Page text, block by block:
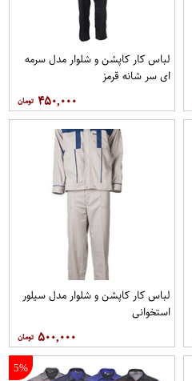
لباس کار کاپشن و شلوار مدل سرمه
ای سر شانه قرمز
۴۵۰,۰۰۰
لباس کار کاپشن و شلوار مدل سیلور
استخوانی
۵۰۰,۰۰۰
5%